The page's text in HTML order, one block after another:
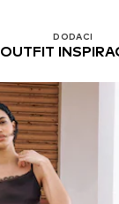
DODACI
OUTFIT